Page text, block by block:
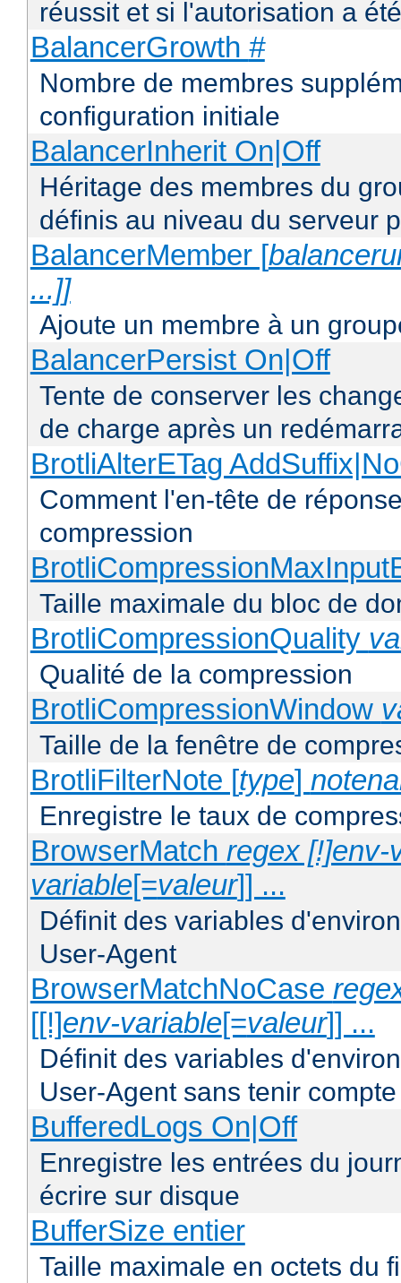
réussit et si l'autorisation a
BalancerGrowth #
Nombre de membres
configuration initiale
BalancerInherit On|Off
Héritage des membres du
définis au niveau du serveur
BalancerMember [
...]]
Ajoute un membre à un
BalancerPersist On|Off
Tente de conserver les
de charge après un
BrotliAlterETag
Comment l'en-tête de
compression
Taille maximale du bloc de
BrotliCompressionQuality
Qualité de la compression
BrotliCompressionWindow
Taille de la fenêtre de
BrotliFilterNote [type]
Enregistre le taux de
BrowserMatch regex [!]env-
variable[=valeur]] ...
Définit des variables
User-Agent
BrowserMatchNoCase
[[!]env-variable[=valeur]] ...
Définit des variables
User-Agent sans tenir
BufferedLogs On|Off
Enregistre les entrées du
écrire sur disque
BufferSize entier
Taille maximale en octets du